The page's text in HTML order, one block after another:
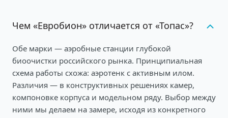
Чем «Евробион» отличается от «Топас»?
Обе марки — аэробные станции глубокой
биоочистки российского рынка. Принципиальная
схема работы схожа: аэротенк с активным илом.
Различия — в конструктивных решениях камер,
компоновке корпуса и модельном ряду. Выбор между
ними мы делаем на замере, исходя из конкретного